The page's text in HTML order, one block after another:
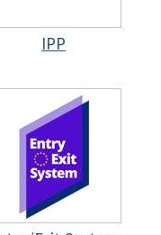
IPP